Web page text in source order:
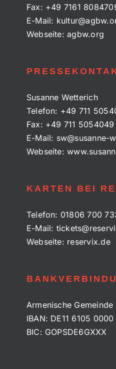
Fax: +49 7161
E-Mail:
Webseite:agbw.org
Susanne Wetterich
Telefon: +49 711
Fax: +49 711 5054049
E-Mail: sw@susanne-
Webseite:
KARTEN BEI
Telefon: 01806 700
E-Mail:
Webseite: reservix.de
Armenische
IBAN: DE11 6105
BIC: GOPSDE6GXXX